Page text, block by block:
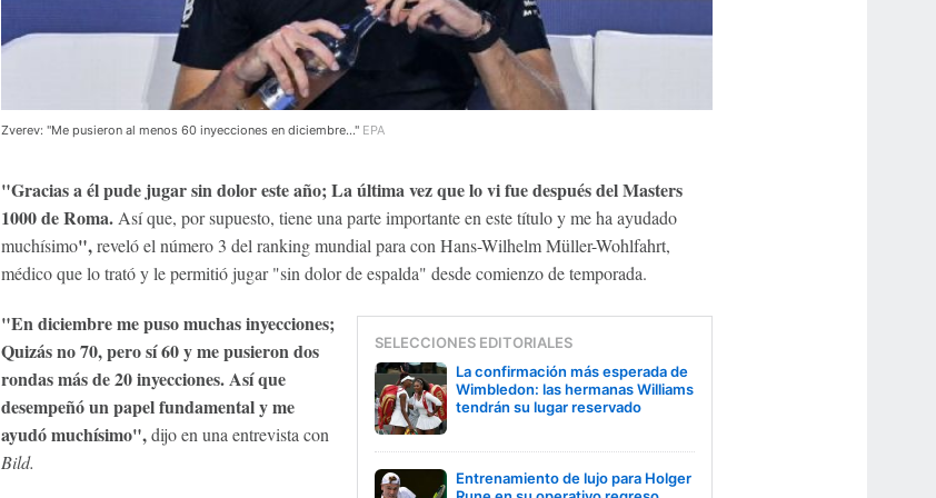
Zverev: "Me pusieron al menos 60 inyecciones en diciembre..." EPA
"Gracias a él pude jugar sin dolor este año; La última vez que lo vi fue después del Masters
1000 de Roma.Así que, por supuesto, tiene una parte importante en este título y me ha ayudado
muchísimo",reveló el número 3 del ranking mundial para con Hans-Wilhelm Müller-Wohlfahrt,
médico que lo trató y le permitió jugar "sin dolor de espalda" desde comienzo de temporada.
SELECCIONES EDITORIALES
La confirmación más esperada de
Wimbledon: las hermanas Williams
tendrán su lugar reservado
Entrenamiento de lujo para Holger
"En diciembre me puso muchas inyecciones;
Quizás no 70, pero sí 60 y ​​me pusieron dos
rondas más de 20 inyecciones. Así que
desempeñó un papel fundamental y me
ayudó muchísimo",dijo en una entrevista con
Bild.